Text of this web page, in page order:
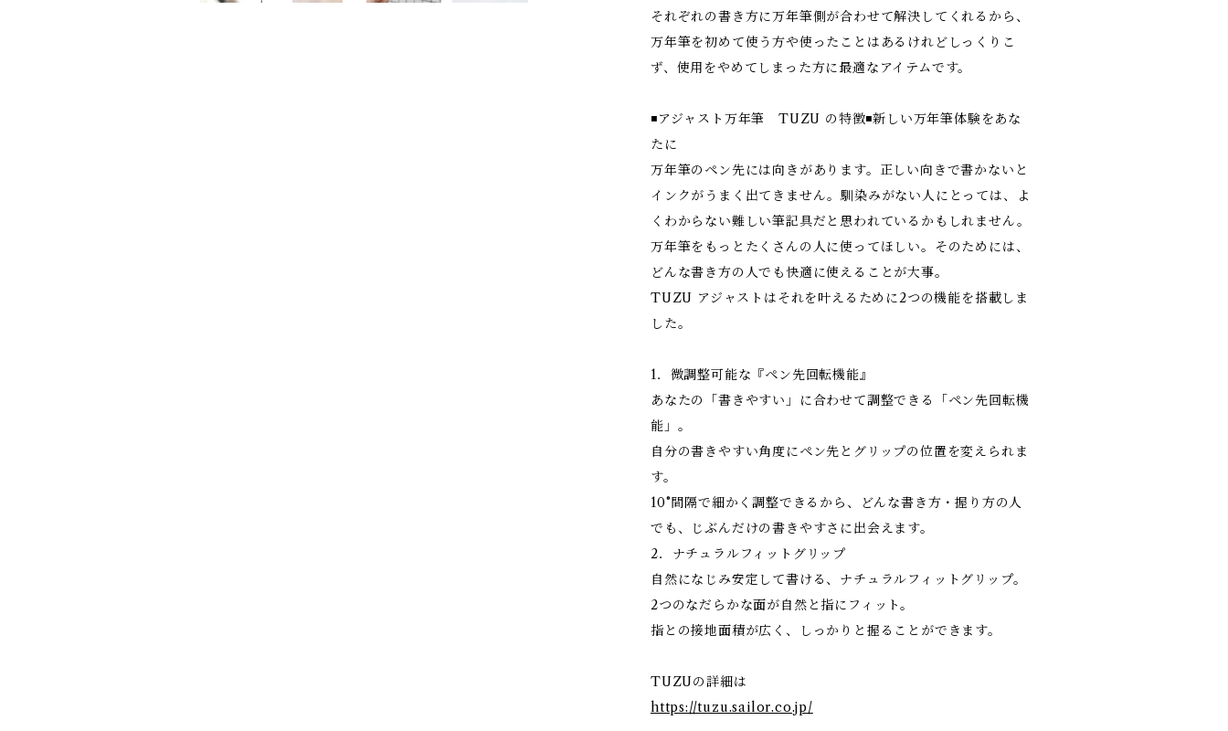
それぞれの書き方に万年筆側が合わせて解決してくれるから、
万年筆を初めて使う方や使ったことはあるけれどしっくりこ
ず、使用をやめてしまった方に最適なアイテムです。
◾️アジャスト万年筆 TUZU の特徴◾️新しい万年筆体験をあな
たに
万年筆のペン先には向きがあります。正しい向きで書かないと
インクがうまく出てきません。馴染みがない人にとっては、よ
くわからない難しい筆記具だと思われているかもしれません。
万年筆をもっとたくさんの人に使ってほしい。そのためには、
どんな書き方の人でも快適に使えることが大事。
TUZU アジャストはそれを叶えるために2つの機能を搭載しま
した。
1．微調整可能な『ペン先回転機能』
あなたの「書きやすい」に合わせて調整できる「ペン先回転機
能」。
自分の書きやすい角度にペン先とグリップの位置を変えられま
す。
10°間隔で細かく調整できるから、どんな書き方・握り方の人
でも、じぶんだけの書きやすさに出会えます。
2．ナチュラルフィットグリップ
自然になじみ安定して書ける、ナチュラルフィットグリップ。
2つのなだらかな面が自然と指にフィット。
指との接地面積が広く、しっかりと握ることができます。
TUZUの詳細は
https://tuzu.sailor.co.jp/